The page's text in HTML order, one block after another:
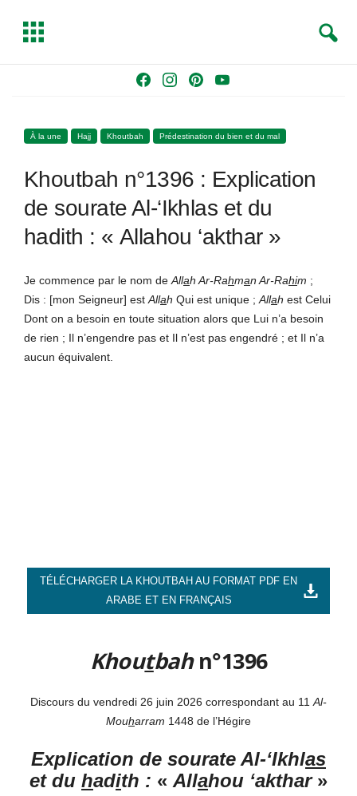
e
o
t
g
a
m
t
s
t
Y
T
b
T
g
e
a
À la une Hajj Khoutbah Prédestination du bien et du mal
Khoutbah n°1396 : Explication
de sourate Al-‘Ikhlas et du
hadith : « Allahou ‘akthar »
Je commence par le nom de Allah Ar-Rahman Ar-Rahim ;
Dis : [mon Seigneur] est Allah Qui est unique ; Allah est Celui
Dont on a besoin en toute situation alors que Lui n’a besoin
de rien ; Il n’engendre pas et Il n’est pas engendré ; et Il n’a
aucun équivalent.
TÉLÉCHARGER LA KHOUTBAH AU FORMAT PDF EN
ARABE ET EN FRANÇAIS
Khoutbahn°1396
Discours du vendredi 26 juin 2026 correspondant au 11 Al-
Mouharram 1448 de l’Hégire
Explication de sourate Al-‘Ikhlas
et du hadith : « Allahou ‘akthar»